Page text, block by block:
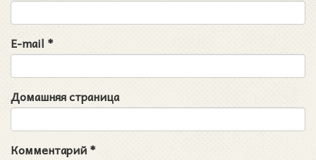
E-mail *
Домашняя страница
Комментарий*